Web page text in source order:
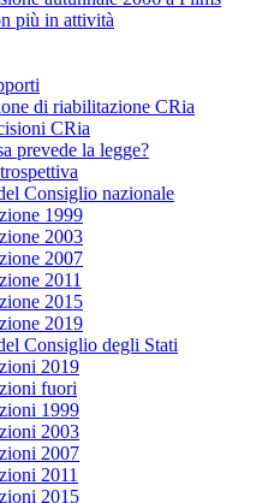
più in attività
di riabilitazione CRia
CRia
prevede la legge?
Consiglio nazionale
1999
2003
2007
2011
2015
2019
Consiglio degli Stati
2019
fuori
1999
2003
2007
2011
2015